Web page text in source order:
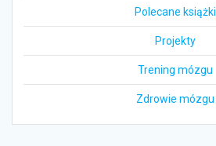
Polecane książki
Projekty
Trening mózgu
Zdrowie mózgu